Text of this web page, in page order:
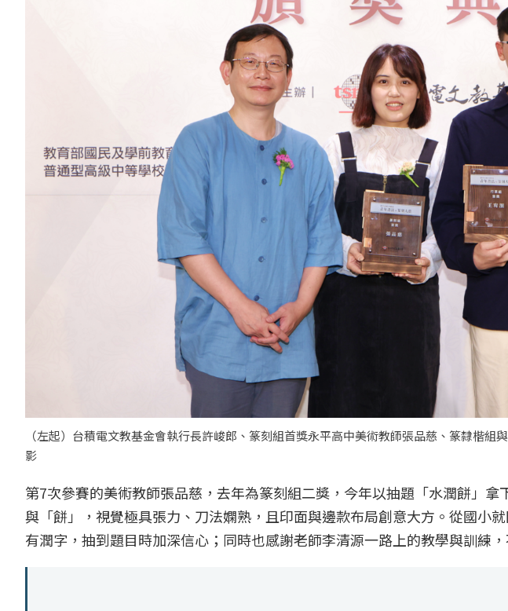
（左起）台積電文教基金會執行長許峻郎、篆刻組首獎永平高中美術教師張品慈、篆隸楷組
影
第7次參賽的美術教師張品慈，去年為篆刻組二獎，今年以抽題「水潤餅」拿
與「餅」，視覺極具張力、刀法嫻熟，且印面與邊款布局創意大方。從國小
有潤字，抽到題目時加深信心；同時也感謝老師李清源一路上的教學與訓練